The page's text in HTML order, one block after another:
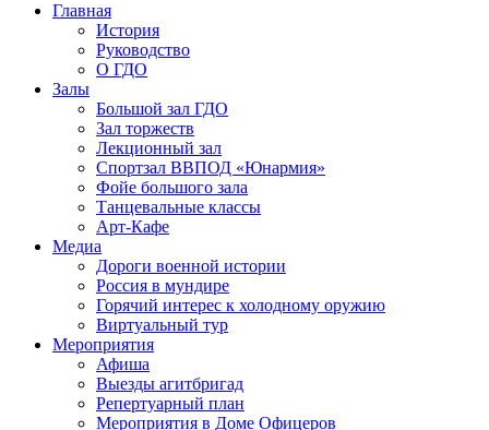
Главная
История
Руководство
О ГДО
Залы
Большой зал ГДО
Зал торжеств
Лекционный зал
Cпортзал ВВПОД «Юнармия»
Фойе большого зала
Танцевальные классы
Арт-Кафе
Медиа
Дороги военной истории
Россия в мундире
Горячий интерес к холодному оружию
Виртуальный тур
Мероприятия
Афиша
Выезды агитбригад
Репертуарный план
Мероприятия в Доме Офицеров